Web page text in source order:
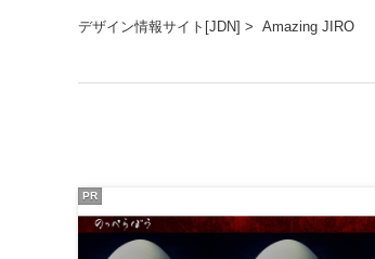
デザイン情報サイト[JDN] > Amazing JIRO
PR